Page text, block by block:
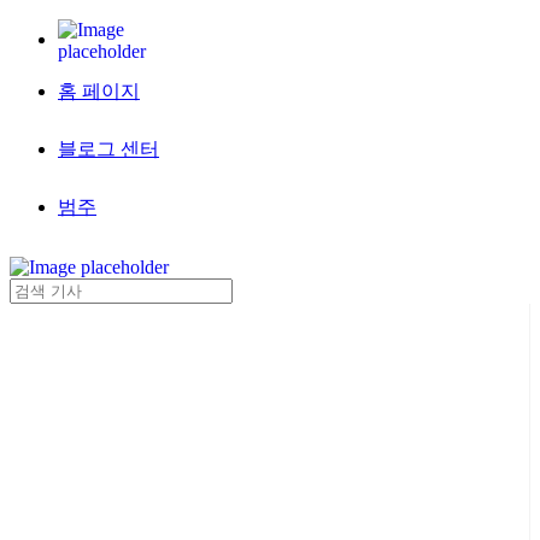
홈 페이지
블로그 센터
범주